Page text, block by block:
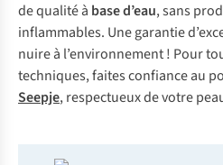
de qualité à base d’eau, sans
inflammables. Une garantie
nuire à l’environnement ! Pour
techniques, faites confiance au
Seepje, respectueux de votre